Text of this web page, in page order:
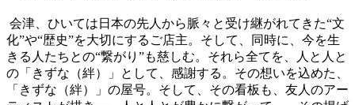
会津、ひいては日本の先人から脈々と受け継がれてきた“文
化”や“歴史”を大切にするご店主。そして、同時に、今を生
きる人たちとの“繋がり”も慈しむ。それら全てを、人と人と
の「きずな（絆）」として、感謝する。その想いを込めた、
「きずな（絆）」の屋号。そして、その看板も、友人のアー